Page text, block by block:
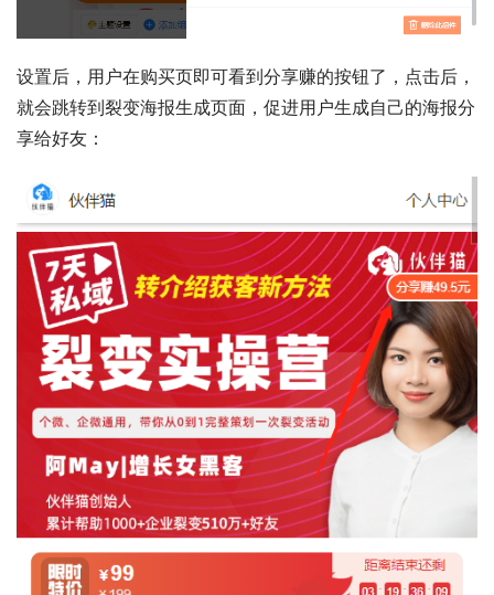
设置后，用户在购买页即可看到分享赚的按钮了，点击后，
就会跳转到裂变海报生成页面，促进用户生成自己的海报分
享给好友：